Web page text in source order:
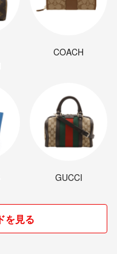
COACH
GUCCI
を見る